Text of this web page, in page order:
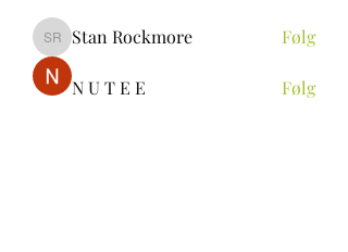
Stan Rockmore
Stan Rockmore Følg
N U T E E Følg